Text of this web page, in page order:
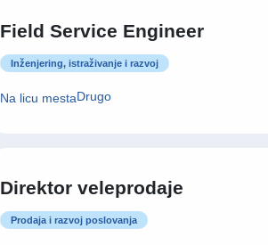
Field Service Engineer
Inženjering, istraživanje i razvoj
Na licu mestaDrugo
Direktor veleprodaje
Prodaja i razvoj poslovanja